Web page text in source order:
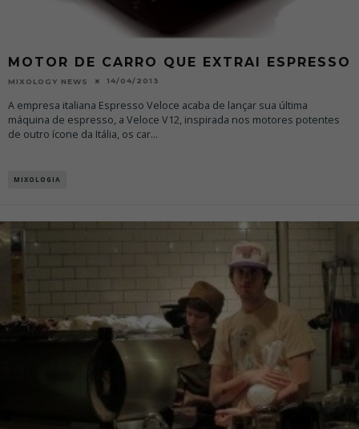
MOTOR DE CARRO QUE EXTRAI ESPRESSO
MIXOLOGY NEWS 14/04/2013
A empresa italiana Espresso Veloce acaba de lançar sua última
máquina de espresso, a Veloce V12, inspirada nos motores potentes
de outro ícone da Itália, os car...
MIXOLOGIA